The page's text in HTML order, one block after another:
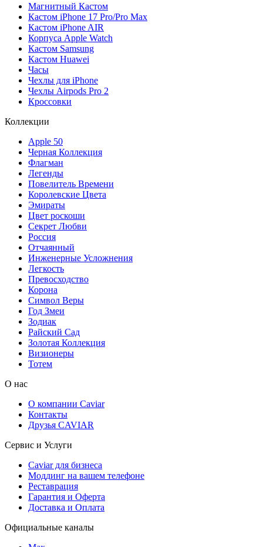
Магнитный Кастом
Кастом iPhone 17 Pro/Pro Max
Кастом iPhone AIR
Корпуса Apple Watch
Кастом Samsung
Кастом Huawei
Часы
Чехлы для iPhone
Чехлы Airpods Pro 2
Кроссовки
Коллекции
Apple 50
Черная Коллекция
Флагман
Легенды
Повелитель Времени
Королевские Цвета
Эмираты
Цвет роскоши
Секрет Любви
Россия
Отчаянный
Инженерные Усложнения
Легкость
Превосходство
Корона
Символ Веры
Год Змеи
Зодиак
Райский Сад
Золотая Коллекция
Визионеры
Тотем
О нас
О компании Caviar
Контакты
Друзья CAVIAR
Сервис и Услуги
Caviar для бизнеса
Моддинг на вашем телефоне
Реставрация
Гарантия и Оферта
Доставка и Оплата
Официальные каналы